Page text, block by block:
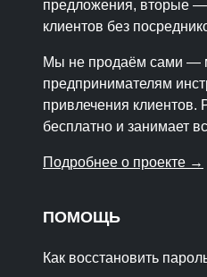
предложения, вторые
клиентов без
Мы не продаём сами —
предпринимателям
привлечения клиентов.
бесплатно и занимает
Подробнее о проекте →
ПОМОЩЬ
Как восстановить